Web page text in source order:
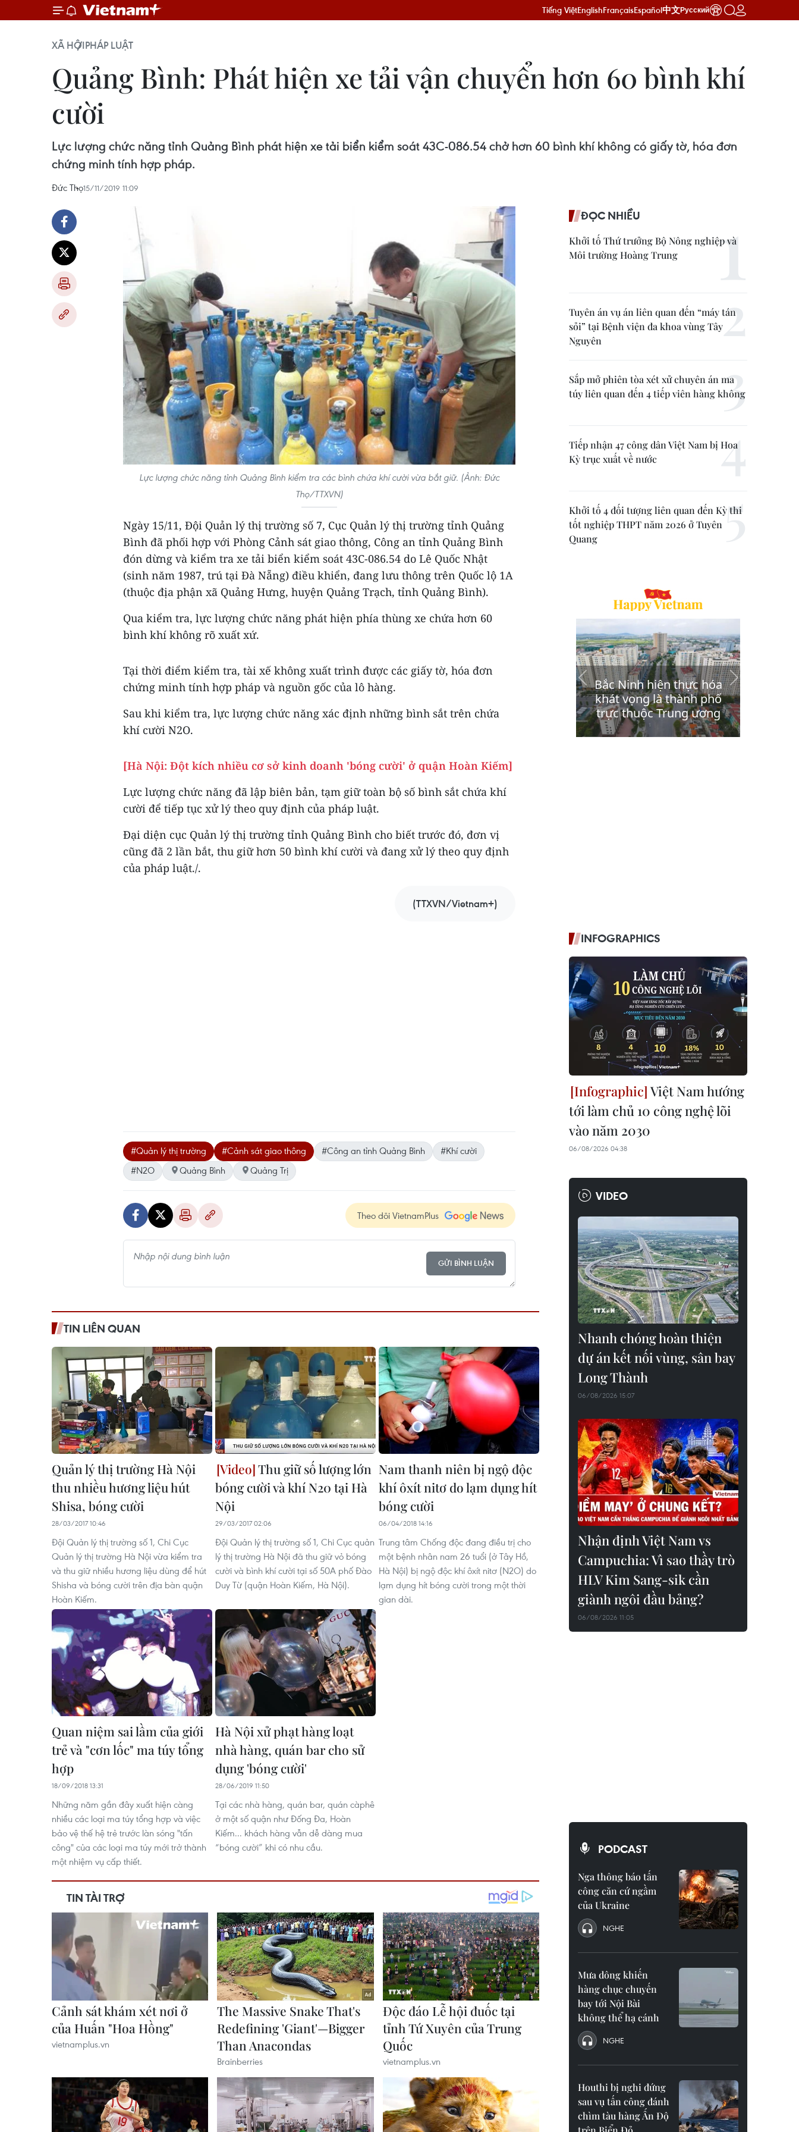
Tiếng ViệtEnglishFrançaisEspañol中文Русский
XÃ HỘIPHÁP LUẬT
Quảng Bình: Phát hiện xe tải vận chuyển hơn 60 bình khí
cười
Lực lượng chức năng tỉnh Quảng Bình phát hiện xe tải biển kiểm soát 43C-086.54 chở hơn 60 bình khí không có giấy tờ, hóa đơn
chứng minh tính hợp pháp.
Đức Thọ15/11/2019 11:09
Lực lượng chức năng tỉnh Quảng Bình kiểm tra các bình chứa khí cười vừa bắt giữ. (Ảnh: Đức
Thọ/TTXVN)
Ngày 15/11, Đội Quản lý thị trường số 7, Cục Quản lý thị trường tỉnh Quảng
Bình đã phối hợp với Phòng Cảnh sát giao thông, Công an tỉnh Quảng Bình
đón dừng và kiểm tra xe tải biển kiểm soát 43C-086.54 do Lê Quốc Nhật
(sinh năm 1987, trú tại Đà Nẵng) điều khiển, đang lưu thông trên Quốc lộ 1A
(thuộc địa phận xã Quảng Hưng, huyện Quảng Trạch, tỉnh Quảng Bình).
Qua kiểm tra, lực lượng chức năng phát hiện phía thùng xe chứa hơn 60
bình khí không rõ xuất xứ.
Tại thời điểm kiểm tra, tài xế không xuất trình được các giấy tờ, hóa đơn
chứng minh tính hợp pháp và nguồn gốc của lô hàng.
Sau khi kiểm tra, lực lượng chức năng xác định những bình sắt trên chứa
khí cười N2O.
[Hà Nội: Đột kích nhiều cơ sở kinh doanh 'bóng cười' ở quận Hoàn Kiếm]
Lực lượng chức năng đã lập biên bản, tạm giữ toàn bộ số bình sắt chứa khí
cười để tiếp tục xử lý theo quy định của pháp luật.
Đại diện cục Quản lý thị trường tỉnh Quảng Bình cho biết trước đó, đơn vị
cũng đã 2 lần bắt, thu giữ hơn 50 bình khí cười và đang xử lý theo quy định
của pháp luật./.
(TTXVN/Vietnam+)
#Quản lý thị trường #Cảnh sát giao thông #Công an tỉnh Quảng Bình
#Khí cười
#N2O
Quảng Bình Quảng Trị
Theo dõi VietnamPlus
GỬI BÌNH LUẬN
TIN LIÊN QUAN
Quản lý thị trường Hà Nội
thu nhiều hương liệu hút
Shisa, bóng cười
28/03/2017 10:46
Đội Quản lý thị trường số 1, Chi Cục
Quản lý thị trường Hà Nội vừa kiểm tra
và thu giữ nhiều hương liệu dùng để hút
Shisha và bóng cười trên địa bàn quận
Hoàn Kiếm.
Thu giữ số lượng lớn
bóng cười và khí N20 tại Hà
Nội
29/03/2017 02:06
Đội Quản lý thị trường số 1, Chi Cục quản
lý thị trường Hà Nội đã thu giữ vỏ bóng
cười và bình khí cười tại số 50A phố Đào
Duy Từ (quận Hoàn Kiếm, Hà Nội).
Nam thanh niên bị ngộ độc
khí ôxít nitơ do lạm dụng hít
bóng cười
06/04/2018 14:16
Trung tâm Chống độc đang điều trị cho
một bệnh nhân nam 26 tuổi (ở Tây Hồ,
Hà Nội) bị ngộ độc khí ôxít nitơ (N2O) do
lạm dụng hít bóng cười trong một thời
gian dài.
Quan niệm sai lầm của giới
trẻ và "cơn lốc" ma túy tổng
hợp
18/09/2018 13:31
Những năm gần đây xuất hiện càng
nhiều các loại ma túy tổng hợp và việc
bảo vệ thế hệ trẻ trước làn sóng "tấn
công" của các loại ma túy mới trở thành
một nhiệm vụ cấp thiết.
Hà Nội xử phạt hàng loạt
nhà hàng, quán bar cho sử
dụng 'bóng cười'
28/06/2019 11:50
Tại các nhà hàng, quán bar, quán càphê
ở một số quận như Đống Đa, Hoàn
Kiếm... khách hàng vẫn dễ dàng mua
“bóng cười” khi có nhu cầu.
ĐỌC NHIỀU
Khởi tố Thứ trưởng Bộ Nông nghiệp và
Môi trường Hoàng Trung
Tuyên án vụ án liên quan đến “máy tán
sỏi” tại Bệnh viện đa khoa vùng Tây
Nguyên
Sắp mở phiên tòa xét xử chuyên án ma
túy liên quan đến 4 tiếp viên hàng không
Tiếp nhận 47 công dân Việt Nam bị Hoa
Kỳ trục xuất về nước
Khởi tố 4 đối tượng liên quan đến Kỳ thi
tốt nghiệp THPT năm 2026 ở Tuyên
Quang
INFOGRAPHICS
Việt Nam hướng
tới làm chủ 10 công nghệ lõi
vào năm 2030
06/08/2026 04:38
VIDEO
Nhanh chóng hoàn thiện
dự án kết nối vùng, sân bay
Long Thành
06/08/2026 15:07
Nhận định Việt Nam vs
Campuchia: Vì sao thầy trò
HLV Kim Sang-sik cần
giành ngôi đầu bảng?
06/08/2026 11:05
PODCAST
Nga thông báo tấn
công căn cứ ngầm
của Ukraine
NGHE
Mưa dông khiến
hàng chục chuyến
bay tới Nội Bài
không thể hạ cánh
NGHE
Houthi bị nghi đứng
sau vụ tấn công đánh
chìm tàu hàng Ấn Độ